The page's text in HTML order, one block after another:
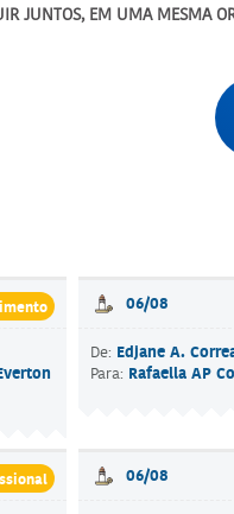
JUNTOS, EM UMA MESMA
06/08
De: Edjane A.
Para: Rafaella AP
06/08